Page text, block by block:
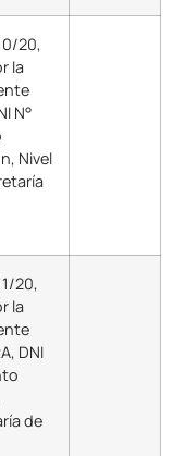
20,
la
N°
Nivel
20,
la
DNI
de